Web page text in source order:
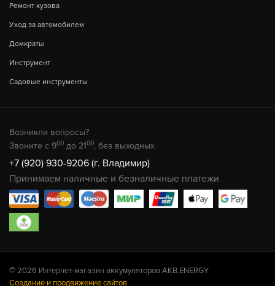
Ремонт кузова
Уход за автомобилем
Домкраты
Инструмент
Садовые инструменты
Возникли вопросы?
Звоните с 900 до 2100, без выходных
+7 (920) 930-9206 (г. Владимир)
Принимаем наличные и безналичные платежи
© 2026 Интернет-магазин аккумуляторов AKB.ENERGY
Создание и продвижение сайтов